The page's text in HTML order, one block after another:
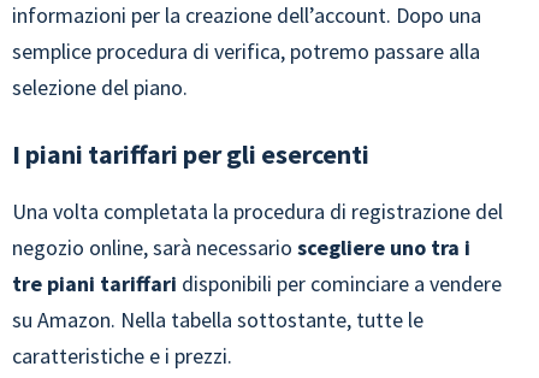
informazioni per la creazione dell’account. Dopo una
semplice procedura di verifica, potremo passare alla
selezione del piano.
I piani tariffari per gli esercenti
Una volta completata la procedura di registrazione del
negozio online, sarà necessario scegliere uno tra i
tre piani tariffari disponibili per cominciare a vendere
su Amazon. Nella tabella sottostante, tutte le
caratteristiche e i prezzi.